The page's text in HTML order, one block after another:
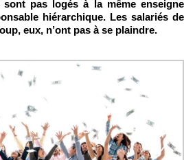
pas logés à la même enseigne
hiérarchique. Les salariés de
eux, n’ont pas à se plaindre.